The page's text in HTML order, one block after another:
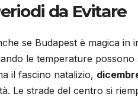
da Evitare
se Budapest è magica in
le temperature
il fascino natalizio,
Le strade del centro si